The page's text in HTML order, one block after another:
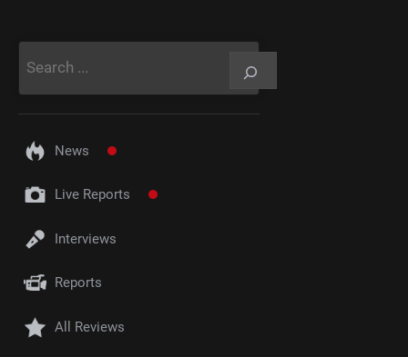
News
Live Reports
Interviews
Reports
All Reviews